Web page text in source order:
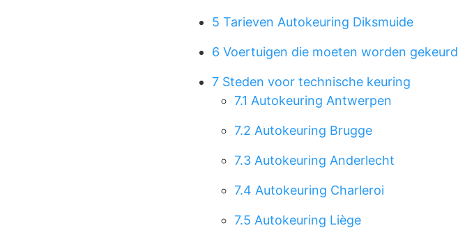
5 Tarieven Autokeuring Diksmuide
6 Voertuigen die moeten worden gekeurd
7 Steden voor technische keuring
7.1 Autokeuring Antwerpen
7.2 Autokeuring Brugge
7.3 Autokeuring Anderlecht
7.4 Autokeuring Charleroi
7.5 Autokeuring Liège